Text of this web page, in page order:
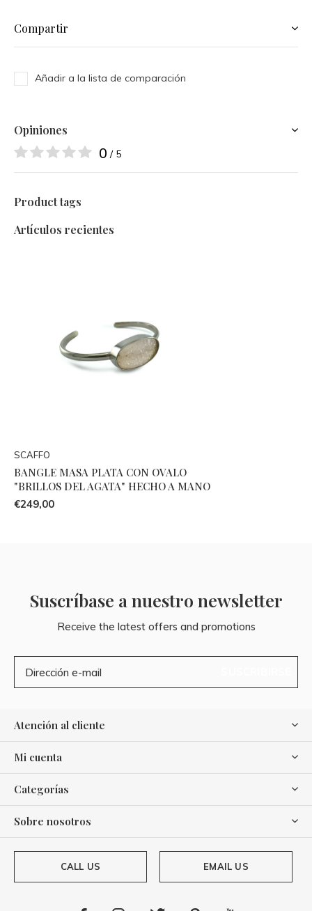
Compartir
Añadir a la lista de comparación
Opiniones
0 / 5
Product tags
Artículos recientes
SCAFFO
BANGLE MASA PLATA CON OVALO
"BRILLOS DEL AGATA" HECHO A MANO
€249,00
Suscríbase a nuestro newsletter
Receive the latest offers and promotions
Atención al cliente
Mi cuenta
Categorías
Sobre nosotros
CALL US EMAIL US